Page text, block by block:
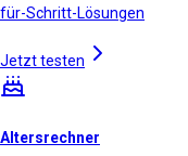
für-Schritt-Lösungen
Jetzt testen
Altersrechner